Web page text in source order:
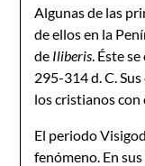
Algunas de las
de ellos en la
de Iliberis. Éste
295-314 d. C.
los cristianos
El periodo
fenómeno. En